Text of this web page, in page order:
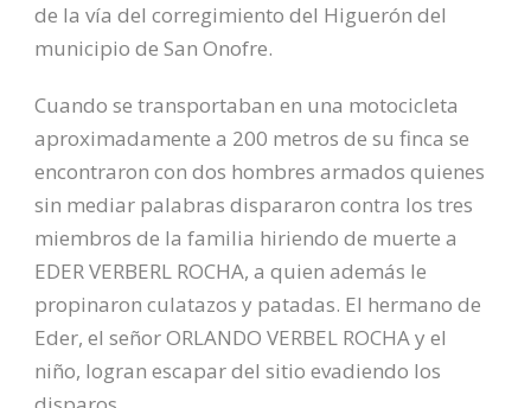
de la vía del corregimiento del Higuerón del
municipio de San Onofre.
Cuando se transportaban en una motocicleta
aproximadamente a 200 metros de su finca se
encontraron con dos hombres armados quienes
sin mediar palabras dispararon contra los tres
miembros de la familia hiriendo de muerte a
EDER VERBERL ROCHA, a quien además le
propinaron culatazos y patadas. El hermano de
Eder, el señor ORLANDO VERBEL ROCHA y el
niño, logran escapar del sitio evadiendo los